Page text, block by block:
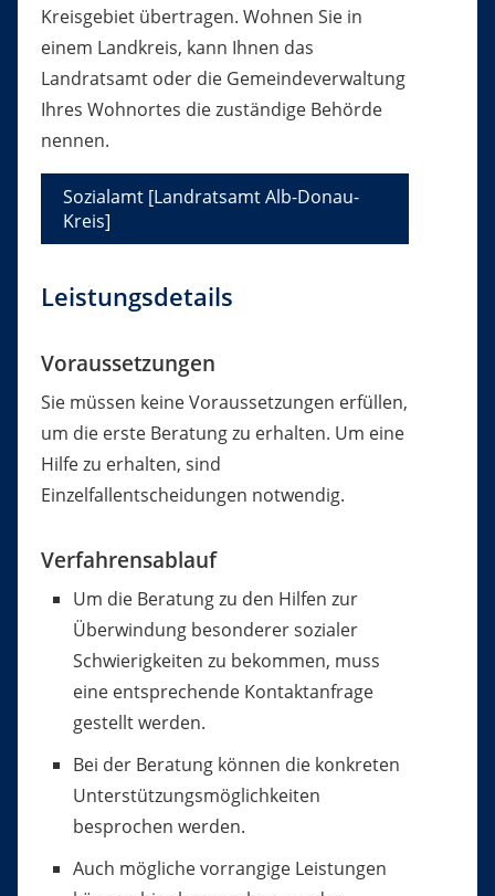
Kreisgebiet übertragen. Wohnen Sie in
einem Landkreis, kann Ihnen das
Landratsamt oder die Gemeindeverwaltung
Ihres Wohnortes die zuständige Behörde
nennen.
Sozialamt [Landratsamt Alb-Donau-
Kreis]
Leistungsdetails
Voraussetzungen
Sie müssen keine Voraussetzungen erfüllen,
um die erste Beratung zu erhalten. Um eine
Hilfe zu erhalten, sind
Einzelfallentscheidungen notwendig.
Verfahrensablauf
Um die Beratung zu den Hilfen zur
Überwindung besonderer sozialer
Schwierigkeiten zu bekommen, muss
eine entsprechende Kontaktanfrage
gestellt werden.
Bei der Beratung können die konkreten
Unterstützungsmöglichkeiten
besprochen werden.
Auch mögliche vorrangige Leistungen